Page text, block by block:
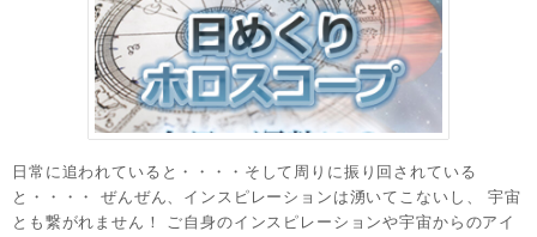
日常に追われていると・・・・そして周りに振り回されている
と・・・・ ぜんぜん、インスピレーションは湧いてこないし、 宇宙
とも繋がれません！ ご自身のインスピレーションや宇宙からのアイ